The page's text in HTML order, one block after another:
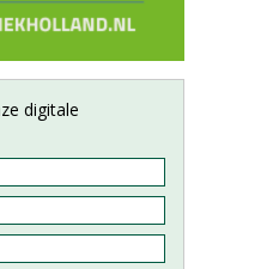
digitale